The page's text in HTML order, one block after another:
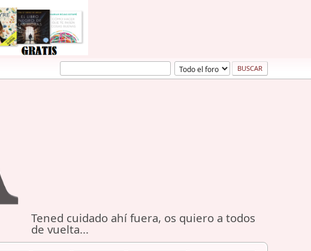
Tened cuidado ahí fuera, os quiero a todos
de vuelta...